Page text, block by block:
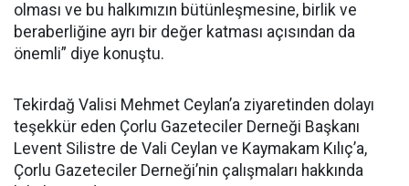
olması ve bu halkımızın bütünleşmesine, birlik ve
beraberliğine ayrı bir değer katması açısından da
önemli” diye konuştu.
Tekirdağ Valisi Mehmet Ceylan’a ziyaretinden dolayı
teşekkür eden Çorlu Gazeteciler Derneği Başkanı
Levent Silistre de Vali Ceylan ve Kaymakam Kılıç’a,
Çorlu Gazeteciler Derneği’nin çalışmaları hakkında